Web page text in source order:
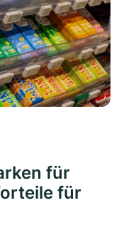
für
für